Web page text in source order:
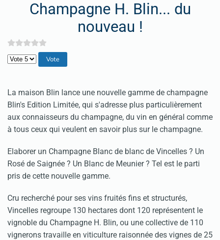
Champagne H. Blin... du
nouveau !
Veuillez voter
La maison Blin lance une nouvelle gamme de champagne
Blin's Edition Limitée, qui s'adresse plus particulièrement
aux connaisseurs du champagne, du vin en général comme
à tous ceux qui veulent en savoir plus sur le champagne.
Elaborer un Champagne Blanc de blanc de Vincelles ? Un
Rosé de Saignée ? Un Blanc de Meunier ? Tel est le parti
pris de cette nouvelle gamme.
Cru recherché pour ses vins fruités fins et structurés,
Vincelles regroupe 130 hectares dont 120 représentent le
vignoble du Champagne H. Blin, ou une collective de 110
vignerons travaille en viticulture raisonnée des vignes de 25